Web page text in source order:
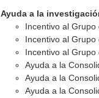
Ayuda a la
Incentivo al
Incentivo al
Incentivo al
Ayuda a la
Ayuda a la
Ayuda a la